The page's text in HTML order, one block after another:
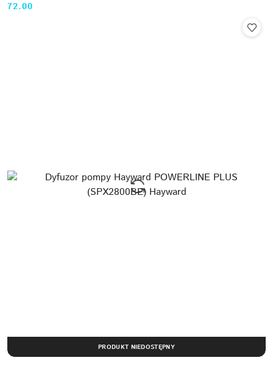
Cena:
72.00
PRODUKT NIEDOSTĘPNY